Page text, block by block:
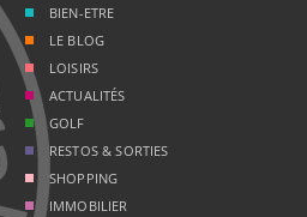
BIEN-ETRE
LE BLOG
LOISIRS
ACTUALITÉS
GOLF
RESTOS & SORTIES
SHOPPING
IMMOBILIER